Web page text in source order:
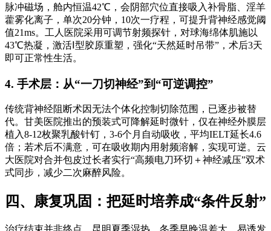
脉冲磁场，舱内恒温42℃，会阴部穴位直接吸入补骨脂、淫羊
藿雾化离子，单次20分钟，10次一疗程，可提升背神经感觉阈
值21ms。工人医院采用可调节射频探针，对球海绵体肌施以
43℃热凝，激活Ⅰ型胶原重塑，强化“天然延时吊带”，术后3天
即可正常性生活。
4. 手术层：从“一刀切神经”到“可逆调控”
传统背神经阻断术因无法个体化控制切除范围，已逐步被替
代。甘美医院推出的预装式可降解延时微针，仅在神经外膜层
植入8-12枚聚乳酸针钉，3-6个月自动吸收，平均IELT延长4.6
倍；若术后不满意，可在吸收期内用射频溶解，实现可逆。云
大医院对合并包皮过长者实行“高频电刀环切＋神经减压”双术
式同步，减少二次麻醉风险。
四、康复巩固：把延时培养成“条件反射”